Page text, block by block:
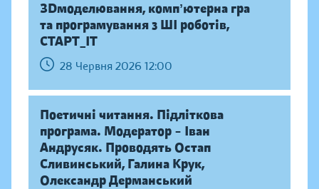
ЗDмоделювання, компʼютерна гра
та програмування з ШІ роботів,
СТАРТ_ІТ
28 Червня 2026 12:00
Поетичні читання. Підліткова
програма. Модератор – Іван
Андрусяк. Проводять Остап
Сливинський, Галина Крук,
Олександр Дерманський